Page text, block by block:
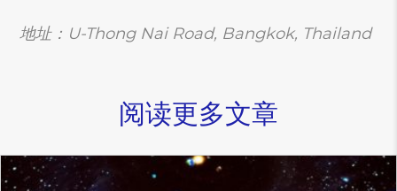
地址：U-Thong Nai Road, Bangkok, Thailand
阅读更多文章